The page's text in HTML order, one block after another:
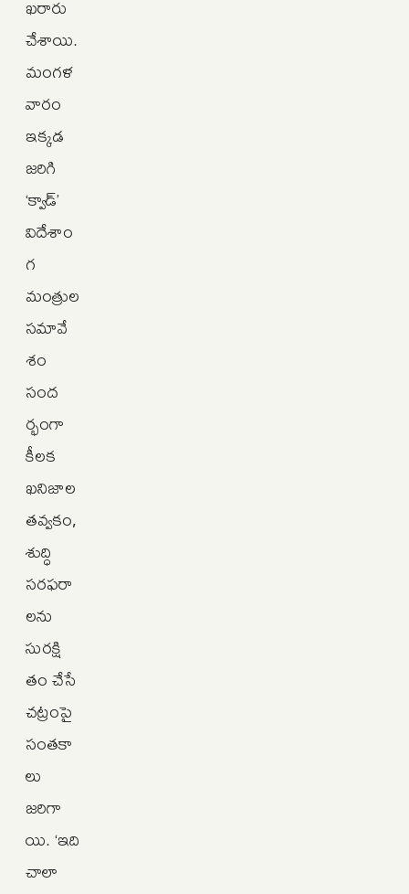
ఖరారు
చేశాయి.
మంగళ
వారం
ఇక్కడ
జరిగి
‘క్వాడ్‌’
విదేశాం
గ
మంత్రుల
సమావే
శం
సంద
ర్భంగా
కీలక
ఖనిజాల
తవ్వకం,
శుద్ధి
సరఫరా
లను
సురక్షి
తం చేసే
చట్రంపై
సంతకా
లు
జరిగా
యి. ‘ఇది
చాలా